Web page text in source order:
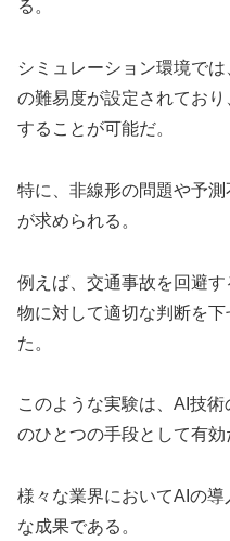
る。
シミュレーション環境で
の難易度が設定されてお
することが可能だ。
特に、非線形の問題や予
が求められる。
例えば、交通事故を回避
物に対して適切な判断を
た。
このような実験は、AI技
のひとつの手段として有効
様々な業界においてAIの
な成果である。